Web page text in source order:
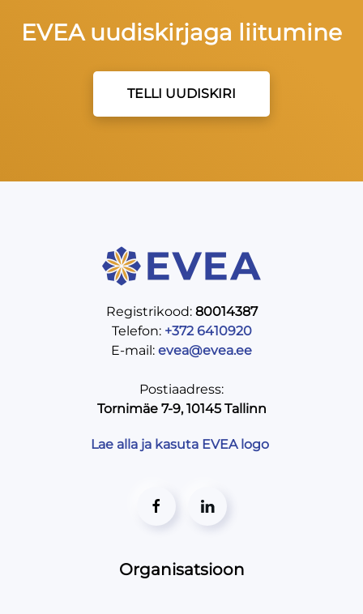
EVEA uudiskirjaga liitumine
TELLI UUDISKIRI
Registrikood: 80014387
Telefon: +372 6410920
E-mail: evea@evea.ee
Postiaadress:
Tornimäe 7-9, 10145 Tallinn
Lae alla ja kasuta EVEA logo
Organisatsioon